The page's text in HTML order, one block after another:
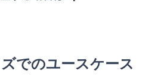
でのユースケース